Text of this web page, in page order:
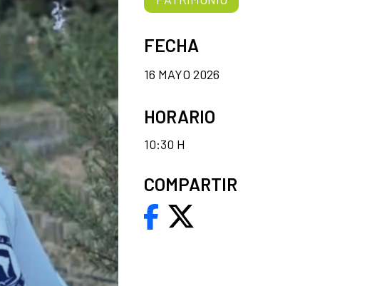
FECHA
16 MAYO 2026
HORARIO
10:30 H
COMPARTIR